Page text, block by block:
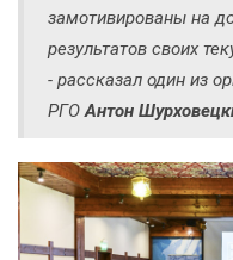
замотивированы на
результатов своих
- рассказал один из
РГОАнтон